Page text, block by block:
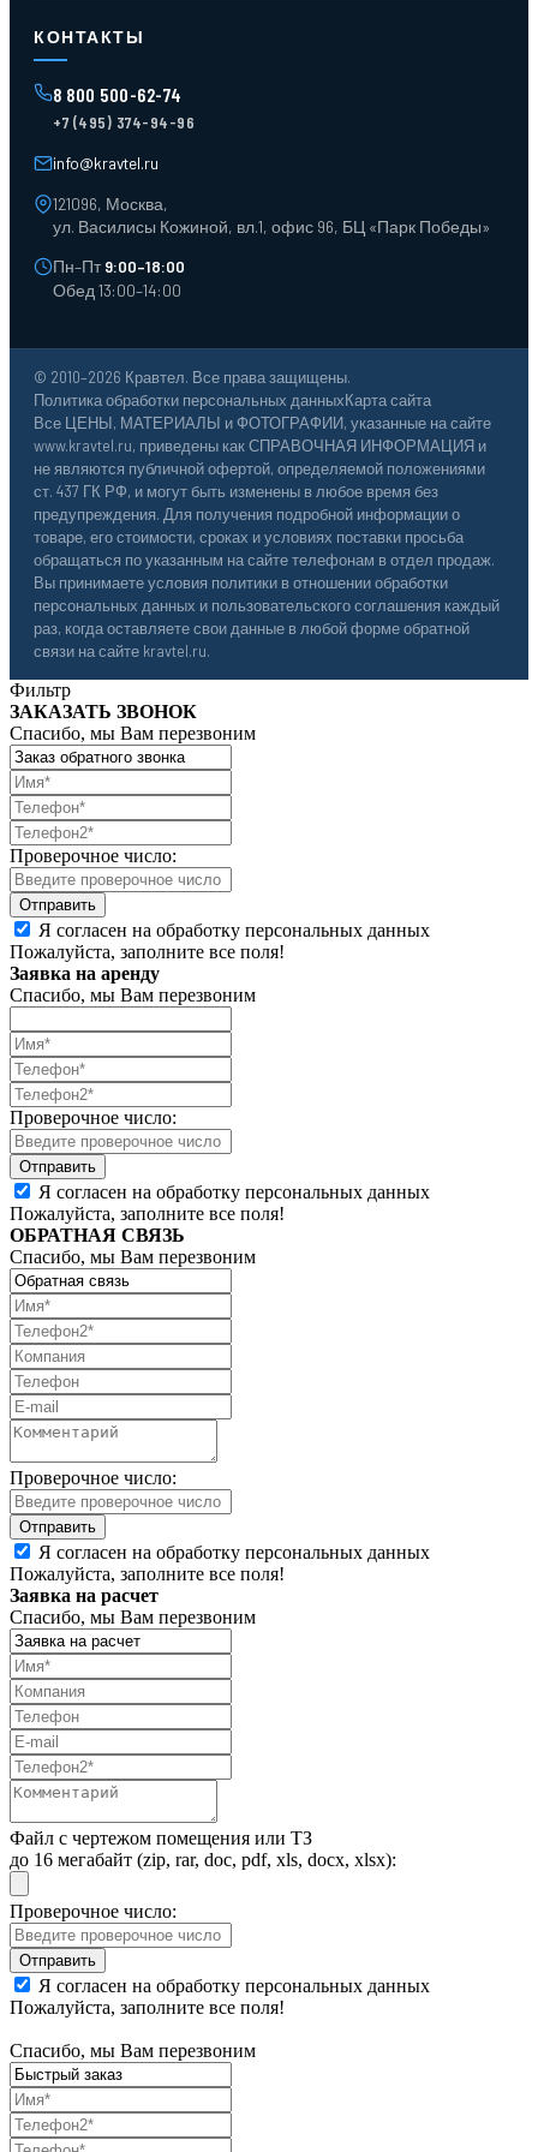
Контейнеры для отходов
Поддоны
Ящики пластиковые
Тара пласт. и металл.
Тележки для склада
КОНТАКТЫ
8 800 500-62-74
+7 (495) 374-94-96
info@kravtel.ru
121096, Москва,
ул. Василисы Кожиной, вл.1, офис 96, БЦ «Парк Победы»
Пн–Пт9:00–18:00
Обед 13:00–14:00
© 2010–2026 Кравтел. Все права защищены.
Политика обработки персональных данныхКарта сайта
Все ЦЕНЫ, МАТЕРИАЛЫ и ФОТОГРАФИИ, указанные на сайте
www.kravtel.ru, приведены как СПРАВОЧНАЯ ИНФОРМАЦИЯ и
не являются публичной офертой, определяемой положениями
ст. 437 ГК РФ, и могут быть изменены в любое время без
предупреждения. Для получения подробной информации о
товаре, его стоимости, сроках и условиях поставки просьба
обращаться по указанным на сайте телефонам в отдел продаж.
Вы принимаете условия политики в отношении обработки
персональных данных и пользовательского соглашения каждый
раз, когда оставляете свои данные в любой форме обратной
связи на сайте kravtel.ru.
Фильтр
ЗАКАЗАТЬ ЗВОНОК
Спасибо, мы Вам перезвоним
Проверочное число:
Я согласен на обработку персональных данных
Пожалуйста, заполните все поля!
Заявка на аренду
Спасибо, мы Вам перезвоним
Проверочное число:
Я согласен на обработку персональных данных
Пожалуйста, заполните все поля!
ОБРАТНАЯ СВЯЗЬ
Спасибо, мы Вам перезвоним
Проверочное число:
Я согласен на обработку персональных данных
Пожалуйста, заполните все поля!
Заявка на расчет
Спасибо, мы Вам перезвоним
Файл с чертежом помещения или ТЗ
до 16 мегабайт (zip, rar, doc, pdf, xls, docx, xlsx):
Проверочное число:
Я согласен на обработку персональных данных
Пожалуйста, заполните все поля!
Спасибо, мы Вам перезвоним